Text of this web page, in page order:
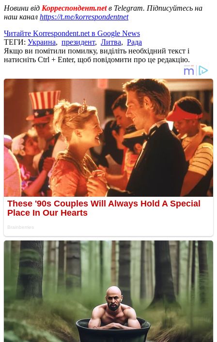
Новини від Корреспондент.netв Telegram. Підписуйтесь на
наш канал https://t.me/korrespondentnet
Читайте Korrespondent.net в Google News
ТЕГИ: Украина, президент, Литва, Рада
Якщо ви помітили помилку, виділіть необхідний текст і
натисніть Ctrl + Enter, щоб повідомити про це редакцію.